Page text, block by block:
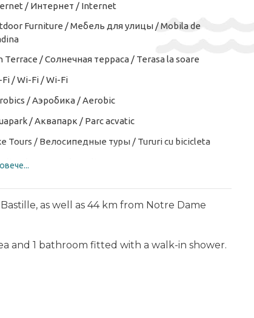
/ Интернет / Internet
Furniture / Мебель для улицы / Mobila de
Terrace / Солнечная терраса / Terasa la soare
/ Wi-Fi / Wi-Fi
/ Аэробика / Aerobic
/ Аквапарк / Parc acvatic
Tours / Велосипедные туры / Tururi cu bicicleta
/ Боулинг / Bowling
as well as 44 km from Notre Dame
and 1 bathroom fitted with a walk-in shower.